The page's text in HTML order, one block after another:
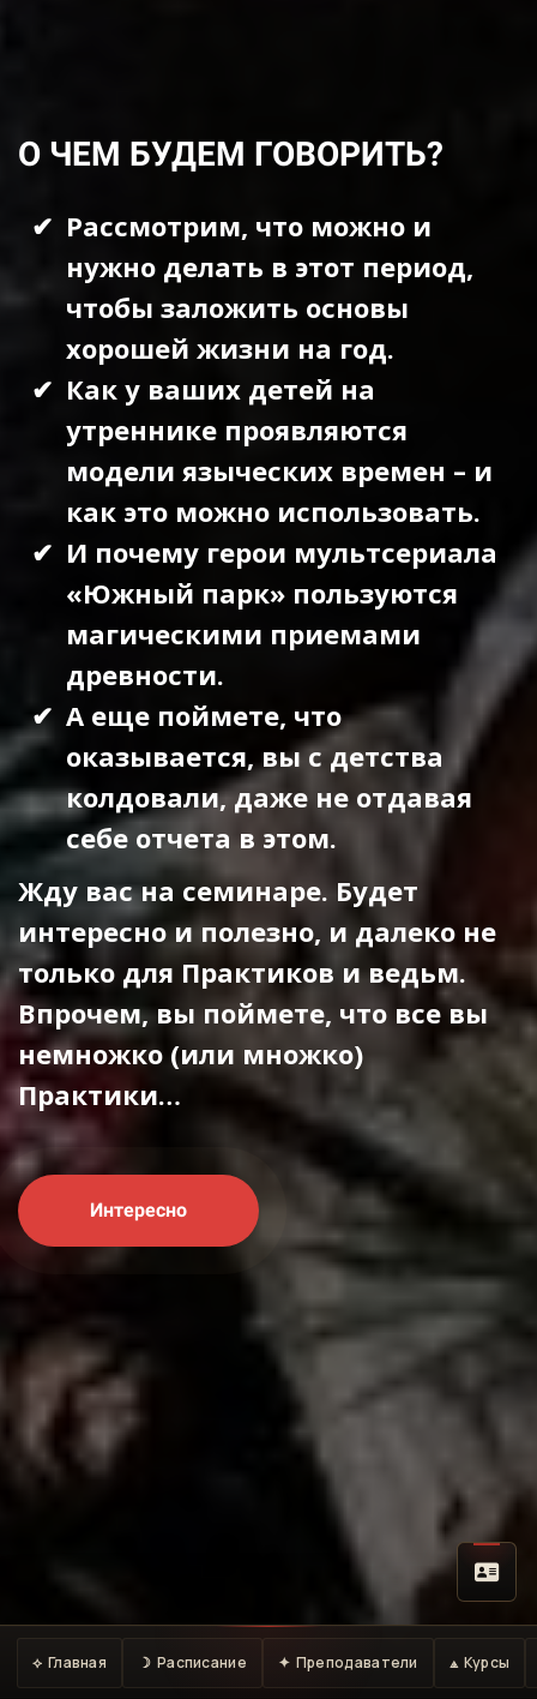
⟡ Главная ☽ Расписание ✦ Преподаватели ⟁ Курсы
О ЧЕМ БУДЕМ ГОВОРИТЬ?
Рассмотрим, что можно и
нужно делать в этот период,
чтобы заложить основы
хорошей жизни на год.
Как у ваших детей на
утреннике проявляются
модели языческих времен – и
как это можно использовать.
И почему герои мультсериала
«Южный парк» пользуются
магическими приемами
древности.
А еще поймете, что
оказывается, вы с детства
колдовали, даже не отдавая
себе отчета в этом.
Жду вас на семинаре. Будет
интересно и полезно, и далеко не
только для Практиков и ведьм.
Впрочем, вы поймете, что все вы
немножко (или множко)
Практики…
Интересно